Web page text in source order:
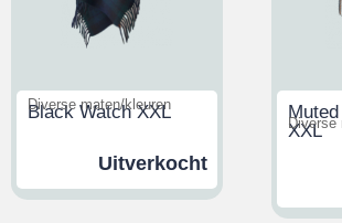
Black Watch XXL
Diverse maten/kleuren
Uitverkocht
XXL
Diverse